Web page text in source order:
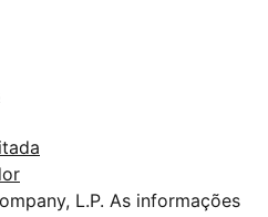
L.P. As informações